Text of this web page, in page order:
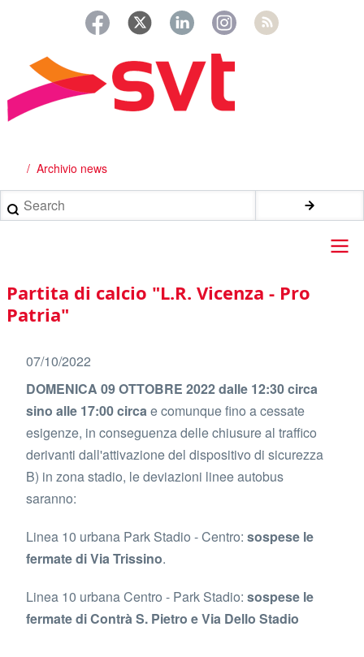
principale
Briciole
di
pane
Archivio news
Search
Main
navigation
Partita di calcio "L.R. Vicenza - Pro
Patria"
07/10/2022
DOMENICA 09 OTTOBRE 2022 dalle 12:30 circa
sino alle 17:00 circae comunque fino a cessate
esigenze, in conseguenza delle chiusure al traffico
derivanti dall'attivazione del dispositivo di sicurezza
B) in zona stadio, le deviazioni linee autobus
saranno:
Linea 10 urbana Park Stadio - Centro: sospese le
fermate di Via Trissino.
Linea 10 urbana Centro - Park Stadio: sospese le
fermate di Contrà S. Pietro e Via Dello Stadio